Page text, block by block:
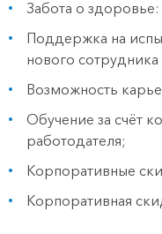
Забота о
Поддержка на
нового сотрудника
Возможность
Обучение за счёт
работодателя;
Корпоративные
Корпоративная